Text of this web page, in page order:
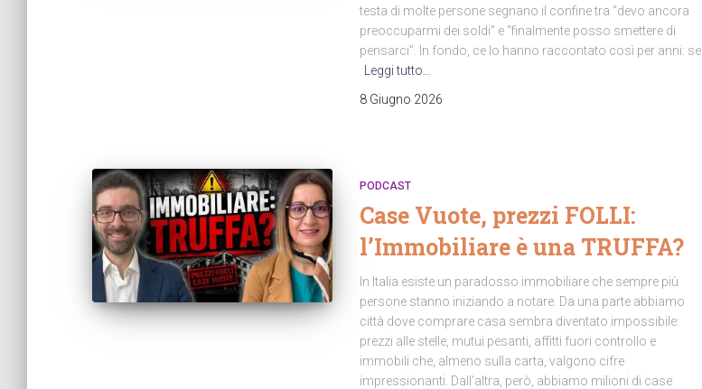
testa di molte persone segnano il confine tra “devo ancora
preoccuparmi dei soldi” e “finalmente posso smettere di
pensarci”. In fondo, ce lo hanno raccontato così per anni: se
Leggi tutto…
8 Giugno 2026
PODCAST
Case Vuote, prezzi FOLLI:
l’Immobiliare è una TRUFFA?
In Italia esiste un paradosso immobiliare che sempre più
persone stanno iniziando a notare. Da una parte abbiamo
città dove comprare casa sembra diventato impossibile:
prezzi alle stelle, mutui pesanti, affitti fuori controllo e
immobili che, almeno sulla carta, valgono cifre
impressionanti. Dall’altra, però, abbiamo milioni di case